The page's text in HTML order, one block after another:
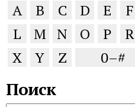
A B C D E F
L
M N O P R
X
Y Z 0–#
Поиск